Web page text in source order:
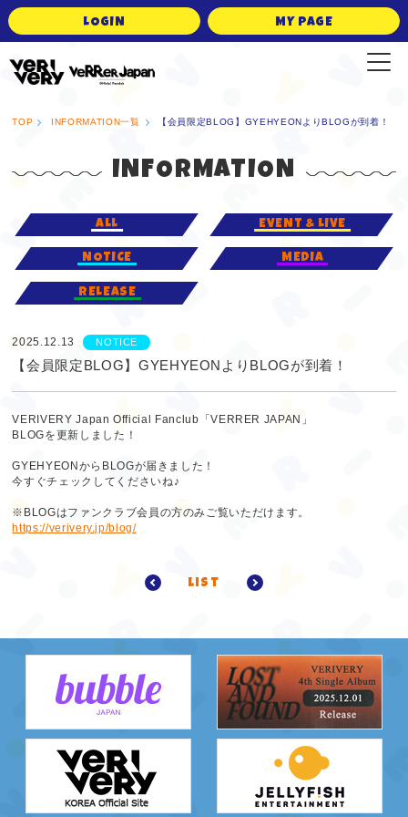
LOGIN MY PAGE
TOP INFORMATION一覧 【会員限定BLOG】GYEHYEONよりBLOGが到着！
INFORMATION
ALL EVENT & LIVE
NOTICE MEDIA
RELEASE
2025.12.13 NOTICE
【会員限定BLOG】GYEHYEONよりBLOGが到着！
VERIVERY Japan Official Fanclub「VERRER JAPAN」
BLOGを更新しました！
GYEHYEONからBLOGが届きました！
今すぐチェックしてくださいね♪
※BLOGはファンクラブ会員の方のみご覧いただけます。
https://verivery.jp/blog/
list